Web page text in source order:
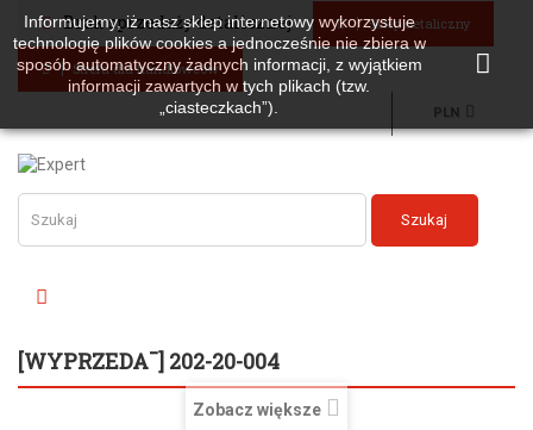
Brak sprzedaży detalicznej Sklep detaliczny
Strefa dla handlowców
PLN
Szukaj
[WYPRZEDA¯] 202-20-004
Zobacz większe
Informujemy, iż nasz sklep internetowy wykorzystuje
technologię plików cookies a jednocześnie nie zbiera w
sposób automatyczny żadnych informacji, z wyjątkiem
informacji zawartych w tych plikach (tzw.
„ciasteczkach”).